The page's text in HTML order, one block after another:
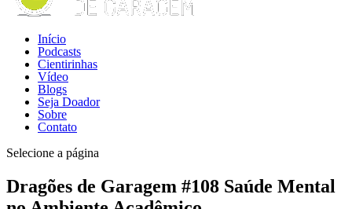
Início
Podcasts
Cientirinhas
Vídeo
Blogs
Seja Doador
Sobre
Contato
Selecione a página
Dragões de Garagem #108 Saúde Mental